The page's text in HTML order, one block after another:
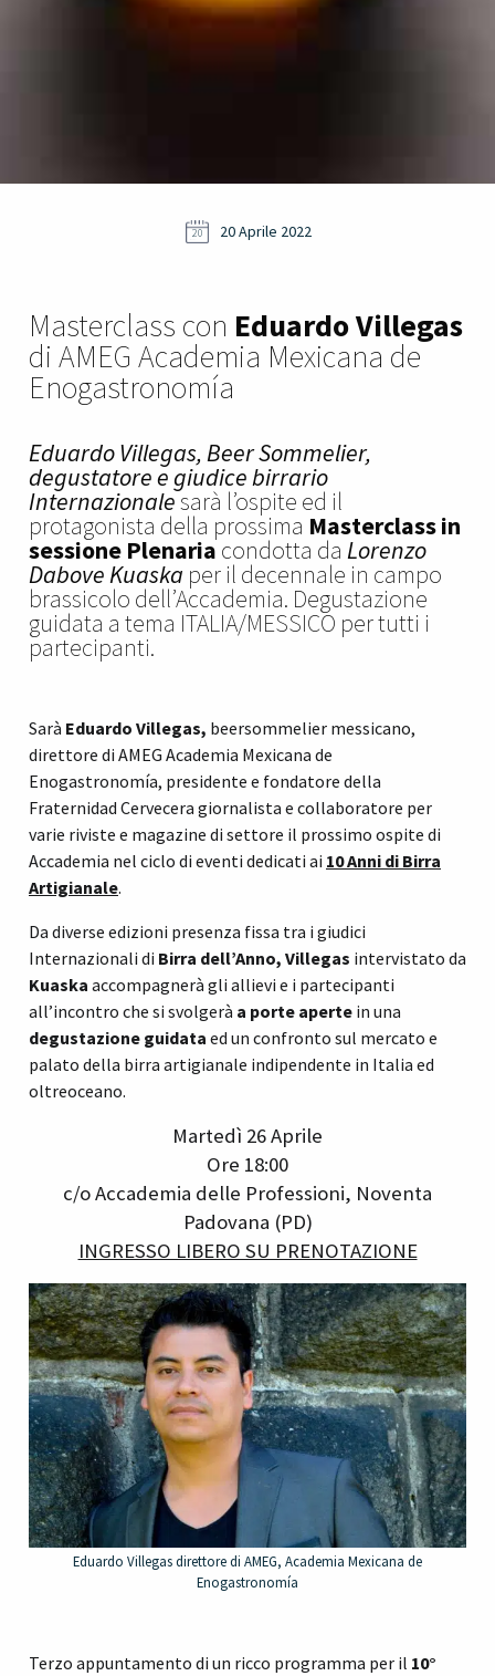
20 20 Aprile 2022
Masterclass con Eduardo Villegas
di AMEG Academia Mexicana de
Enogastronomía
Eduardo Villegas, Beer Sommelier,
degustatore e giudice birrario
Internazionalesarà l’ospite ed il
protagonista della prossima Masterclass in
sessione Plenariacondotta da Lorenzo
Dabove Kuaska per il decennale in campo
brassicolo dell’Accademia. Degustazione
guidata a tema ITALIA/MESSICO per tutti i
partecipanti.
Sarà Eduardo Villegas, beersommelier messicano,
direttore di AMEG Academia Mexicana de
Enogastronomía, presidente e fondatore della
Fraternidad Cervecera giornalista e collaboratore per
varie riviste e magazine di settore il prossimo ospite di
Accademia nel ciclo di eventi dedicati ai 10 Anni di Birra
Artigianale.
Da diverse edizioni presenza fissa tra i giudici
Internazionali di Birra dell’Anno, Villegas intervistato da
Kuaska accompagnerà gli allievi e i partecipanti
all’incontro che si svolgerà a porte aperte in una
degustazione guidata ed un confronto sul mercato e
palato della birra artigianale indipendente in Italia ed
oltreoceano.
Martedì 26 Aprile
Ore 18:00
c/o Accademia delle Professioni, Noventa
Padovana (PD)
INGRESSO LIBERO SU PRENOTAZIONE
Eduardo Villegas direttore di AMEG, Academia Mexicana de
Enogastronomía
Terzo appuntamento di un ricco programma per il 10°